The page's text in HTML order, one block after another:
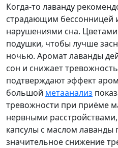
Когда-то лаванду
страдающим бессонницей
нарушениями сна.
подушки, чтобы лучше
ночью. Аромат лаванды
сон и снижает
подтверждают эффект
большой метаанализ
тревожности при приёме
нервными
капсулы с маслом лаванды
значительное снижение